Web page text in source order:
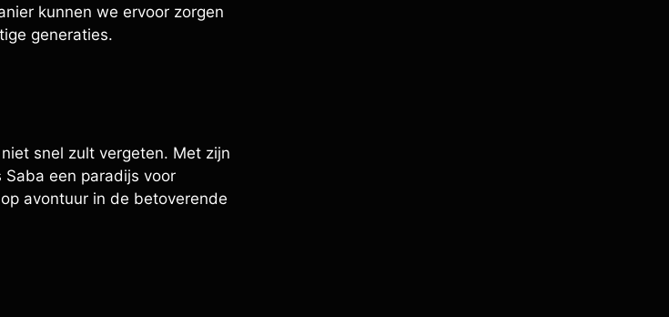
kunnen we ervoor zorgen
generaties.
snel zult vergeten. Met zijn
een paradijs voor
avontuur in de betoverende